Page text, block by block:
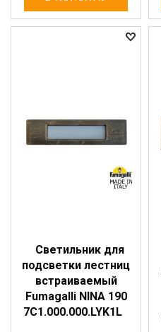
Светильник для
подсветки лестниц
встраиваемый
Fumagalli NINA 190
7C1.000.000.LYK1L